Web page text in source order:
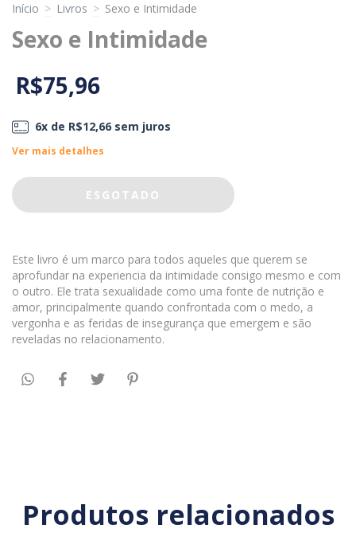
Início > Livros > Sexo e Intimidade
Sexo e Intimidade
R$75,96
6x de R$12,66sem juros
Ver mais detalhes
Este livro é um marco para todos aqueles que querem se
aprofundar na experiencia da intimidade consigo mesmo e com
o outro. Ele trata sexualidade como uma fonte de nutrição e
amor, principalmente quando confrontada com o medo, a
vergonha e as feridas de insegurança que emergem e são
reveladas no relacionamento.
Produtos relacionados